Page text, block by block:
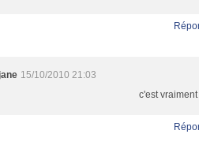
jane 15/10/2010 21:03
c'est